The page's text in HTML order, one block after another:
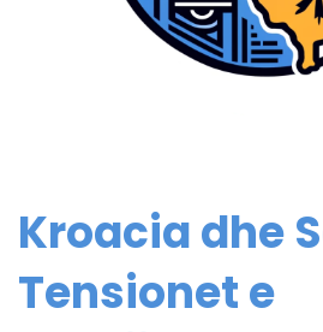
Kroacia dhe
Tensionet e